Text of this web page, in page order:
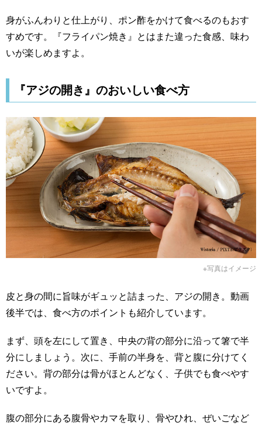
身がふんわりと仕上がり、ポン酢をかけて食べるのもおす
すめです。『フライパン焼き』とはまた違った食感、味わ
いが楽しめますよ。
『アジの開き』のおいしい食べ方
※写真はイメージ
皮と身の間に旨味がギュッと詰まった、アジの開き。動画
後半では、食べ方のポイントも紹介しています。
まず、頭を左にして置き、中央の背の部分に沿って箸で半
分にしましょう。次に、手前の半身を、背と腹に分けてく
ださい。背の部分は骨がほとんどなく、子供でも食べやす
いですよ。
腹の部分にある腹骨やカマを取り、骨やひれ、ぜいごなど